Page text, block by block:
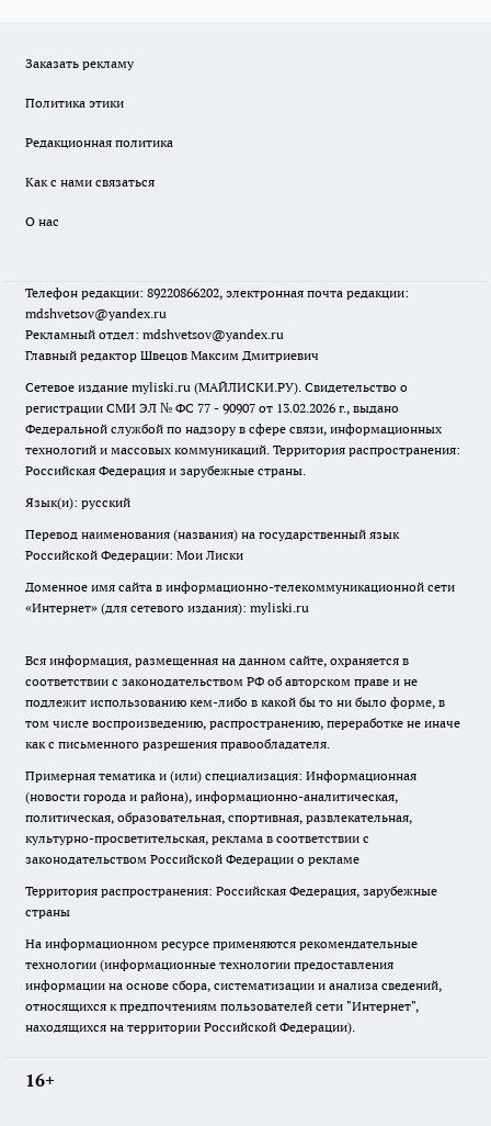
Заказать рекламу
Политика этики
Редакционная политика
Как с нами связаться
О нас
Телефон редакции: 89220866202, электронная почта редакции:
mdshvetsov@yandex.ru
Рекламный отдел: mdshvetsov@yandex.ru
Главный редактор Швецов Максим Дмитриевич
Сетевое издание myliski.ru (МАЙЛИСКИ.РУ). Свидетельство о
регистрации СМИ ЭЛ № ФС 77 - 90907 от 13.02.2026 г., выдано
Федеральной службой по надзору в сфере связи, информационных
технологий и массовых коммуникаций. Территория распространения:
Российская Федерация и зарубежные страны.
Язык(и): русский
Перевод наименования (названия) на государственный язык
Российской Федерации: Мои Лиски
Доменное имя сайта в информационно-телекоммуникационной сети
«Интернет» (для сетевого издания): myliski.ru
Вся информация, размещенная на данном сайте, охраняется в
соответствии с законодательством РФ об авторском праве и не
подлежит использованию кем-либо в какой бы то ни было форме, в
том числе воспроизведению, распространению, переработке не иначе
как с письменного разрешения правообладателя.
Примерная тематика и (или) специализация: Информационная
(новости города и района), информационно-аналитическая,
политическая, образовательная, спортивная, развлекательная,
культурно-просветительская, реклама в соответствии с
законодательством Российской Федерации о рекламе
Территория распространения: Российская Федерация, зарубежные
страны
На информационном ресурсе применяются рекомендательные
технологии (информационные технологии предоставления
информации на основе сбора, систематизации и анализа сведений,
относящихся к предпочтениям пользователей сети "Интернет",
находящихся на территории Российской Федерации).
16+